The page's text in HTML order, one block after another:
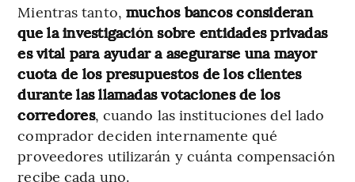
Mientras tanto, muchos bancos consideran
que la investigación sobre entidades privadas
es vital para ayudar a asegurarse una mayor
cuota de los presupuestos de los clientes
durante las llamadas votaciones de los
corredores, cuando las instituciones del lado
comprador deciden internamente qué
proveedores utilizarán y cuánta compensación
recibe cada uno.